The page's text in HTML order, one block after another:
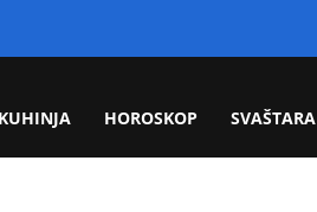
KUHINJA HOROSKOP SVAŠTARA